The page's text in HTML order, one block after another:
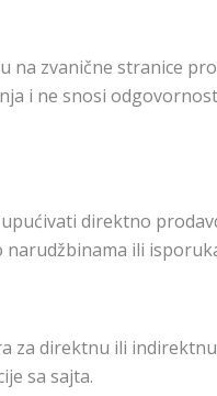
zvanične stranice
i ne snosi
direktno
ili
za direktnu ili
sa sajta.